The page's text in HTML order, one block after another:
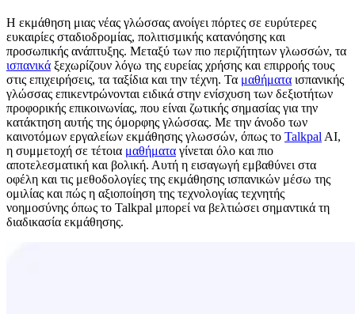
Η εκμάθηση μιας νέας γλώσσας ανοίγει πόρτες σε ευρύτερες
ευκαιρίες σταδιοδρομίας, πολιτισμικής κατανόησης και
προσωπικής ανάπτυξης. Μεταξύ των πιο περιζήτητων γλωσσών, τα
ισπανικά ξεχωρίζουν λόγω της ευρείας χρήσης και επιρροής τους
στις επιχειρήσεις, τα ταξίδια και την τέχνη. Τα μαθήματα ισπανικής
γλώσσας επικεντρώνονται ειδικά στην ενίσχυση των δεξιοτήτων
προφορικής επικοινωνίας, που είναι ζωτικής σημασίας για την
κατάκτηση αυτής της όμορφης γλώσσας. Με την άνοδο των
καινοτόμων εργαλείων εκμάθησης γλωσσών, όπως το Talkpal AI,
η συμμετοχή σε τέτοια μαθήματα γίνεται όλο και πιο
αποτελεσματική και βολική. Αυτή η εισαγωγή εμβαθύνει στα
οφέλη και τις μεθοδολογίες της εκμάθησης ισπανικών μέσω της
ομιλίας και πώς η αξιοποίηση της τεχνολογίας τεχνητής
νοημοσύνης όπως το Talkpal μπορεί να βελτιώσει σημαντικά τη
διαδικασία εκμάθησης.